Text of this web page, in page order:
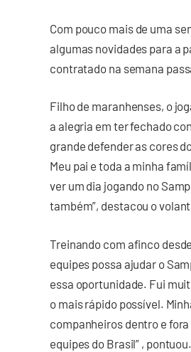
Com pouco mais de uma
algumas novidades para a
contratado na semana
Filho de maranhenses, o
a alegria em ter fechado
grande defender as cores
Meu pai e toda a minha
ver um dia jogando no
também”, destacou o
Treinando com afinco
equipes possa ajudar o
essa oportunidade. Fui
o mais rápido possível.
companheiros dentro e
equipes do Brasil” , pontuou.